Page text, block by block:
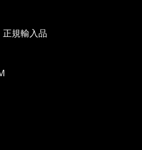
正規輸入品